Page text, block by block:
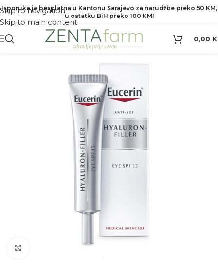
Skip to navigation
Skip to main content
Isporuka je besplatna u Kantonu Sarajevo za narudžbe preko 50 KM,
u ostatku BiH preko 100 KM!
0,00
Kliknite za povećanje